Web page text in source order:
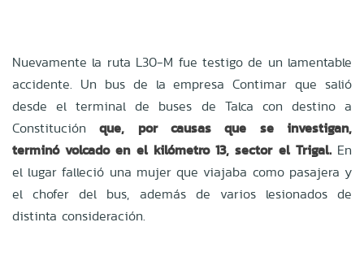
Nuevamente la ruta L30-M fue testigo de un lamentable
accidente. Un bus de la empresa Contimar que salió
desde el terminal de buses de Talca con destino a
Constituciónque, por causas que se investigan,
terminó volcado en el kilómetro 13, sector el Trigal.En
el lugar falleció una mujer que viajaba como pasajera y
el chofer del bus, además de varios lesionados de
distinta consideración.